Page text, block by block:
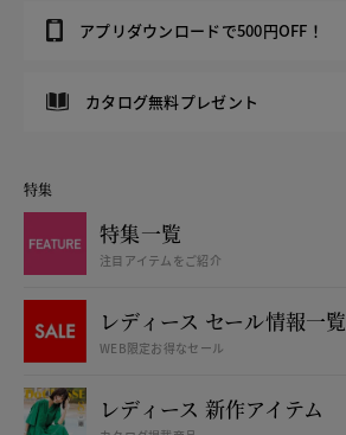
アプリダウンロードで500円OFF！
カタログ無料プレゼント
特集
特集一覧
注目アイテムをご紹介
レディース セール情報一覧
WEB限定お得なセール
レディース 新作アイテム